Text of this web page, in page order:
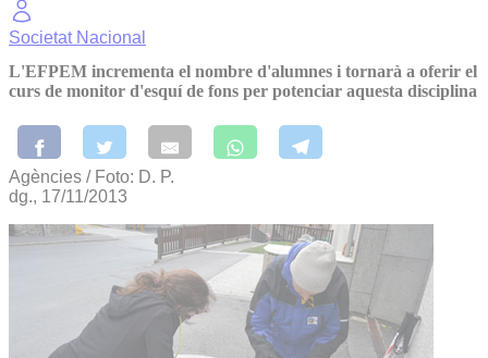
Societat Nacional
L'EFPEM incrementa el nombre d'alumnes i tornarà a oferir el
curs de monitor d'esquí de fons per potenciar aquesta disciplina
Agències / Foto: D. P.
dg., 17/11/2013